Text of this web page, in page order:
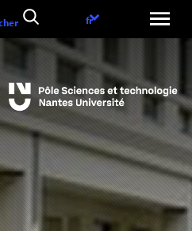
Aller
au
contenu
Choix
langue
fr